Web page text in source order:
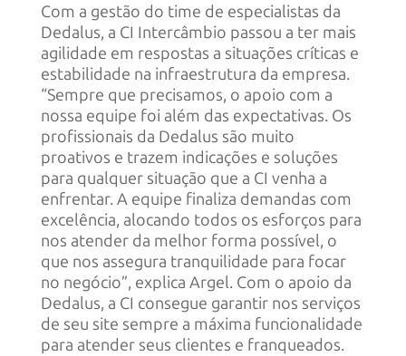
Com a gestão do time de especialistas da
Dedalus, a CI Intercâmbio passou a ter mais
agilidade em respostas a situações críticas e
estabilidade na infraestrutura da empresa.
“Sempre que precisamos, o apoio com a
nossa equipe foi além das expectativas. Os
profissionais da Dedalus são muito
proativos e trazem indicações e soluções
para qualquer situação que a CI venha a
enfrentar. A equipe finaliza demandas com
excelência, alocando todos os esforços para
nos atender da melhor forma possível, o
que nos assegura tranquilidade para focar
no negócio”, explica Argel. Com o apoio da
Dedalus, a CI consegue garantir nos serviços
de seu site sempre a máxima funcionalidade
para atender seus clientes e franqueados.